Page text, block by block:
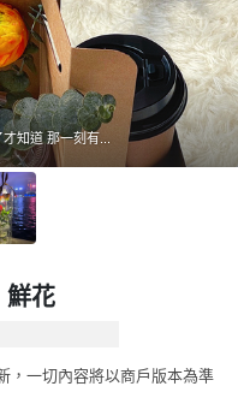
知道 那一刻有...
花
，一切內容將以商戶版本為準